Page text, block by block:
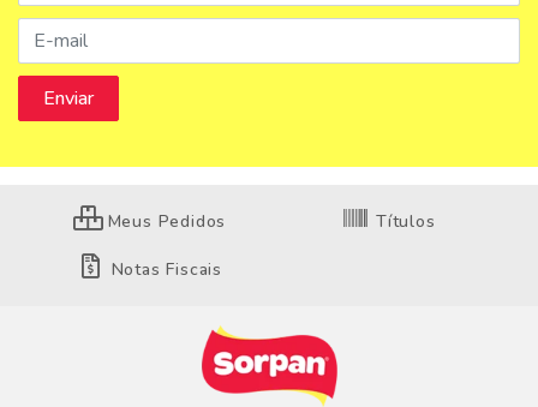
Meus Pedidos Títulos
Notas Fiscais